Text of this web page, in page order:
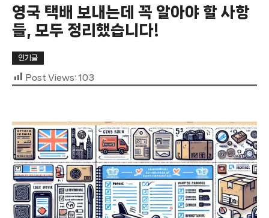
영국 택배 보내는데 꼭 알아야 할 사항
들, 모두 정리했습니다!
인기글
Post Views: 103